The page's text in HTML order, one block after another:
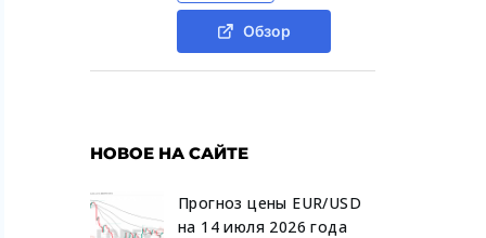
Обзор
НОВОЕ НА САЙТЕ
Прогноз цены EUR/USD
на 14 июля 2026 года